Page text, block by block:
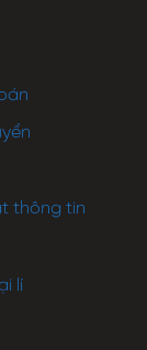
thông tin
lí